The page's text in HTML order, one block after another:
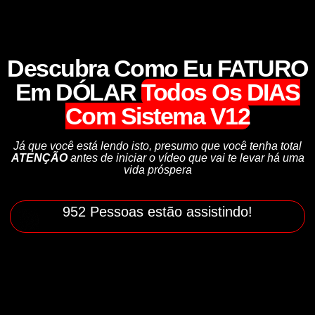
Descubra Como Eu FATURO
Em DÓLAR Todos Os DIAS
Com Sistema V12
Já que você está lendo isto, presumo que você tenha total
ATENÇÃOantes de iniciar o vídeo que vai te levar há uma
vida próspera
952 Pessoas estão assistindo!